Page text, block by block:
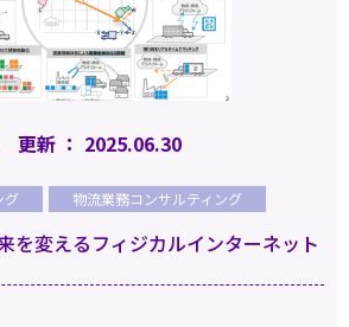
更新 ： 2025.06.30
グ 物流業務コンサルティング
変えるフィジカルインターネット